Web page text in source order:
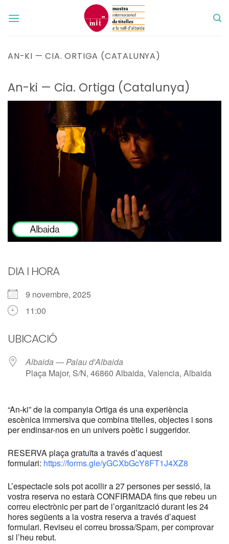
AN-KI — CIA. ORTIGA (CATALUNYA)
An-ki — Cia. Ortiga (Catalunya)
DIA I HORA
9 novembre, 2025
11:00
UBICACIÓ
Albaida — Palau d'Albaida
Plaça Major, S/N, 46860 Albaida, Valencia, Albaida
“An-ki” de la companyia Ortiga és una experiència
escènica immersiva que combina titelles, objectes i sons
per endinsar-nos en un univers poètic i suggeridor.
RESERVA plaça gratuïta a través d’aquest
formulari: https://forms.gle/yGCXbGcY8FT1J4XZ8
L’espectacle sols pot acollir a 27 persones per sessió, la
vostra reserva no estarà CONFIRMADA fins que rebeu un
correu electrònic per part de l’organització durant les 24
hores següents a la vostra reserva a través d’aquest
formulari. Reviseu el correu brossa/Spam, per comprovar
si l’heu rebut.